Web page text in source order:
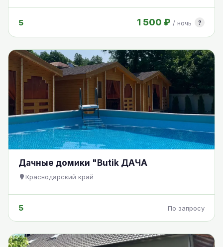
5 1 500 ₽ / ночь ?
Дачные домики "Butik ДАЧА
Краснодарский край
5 По запросу